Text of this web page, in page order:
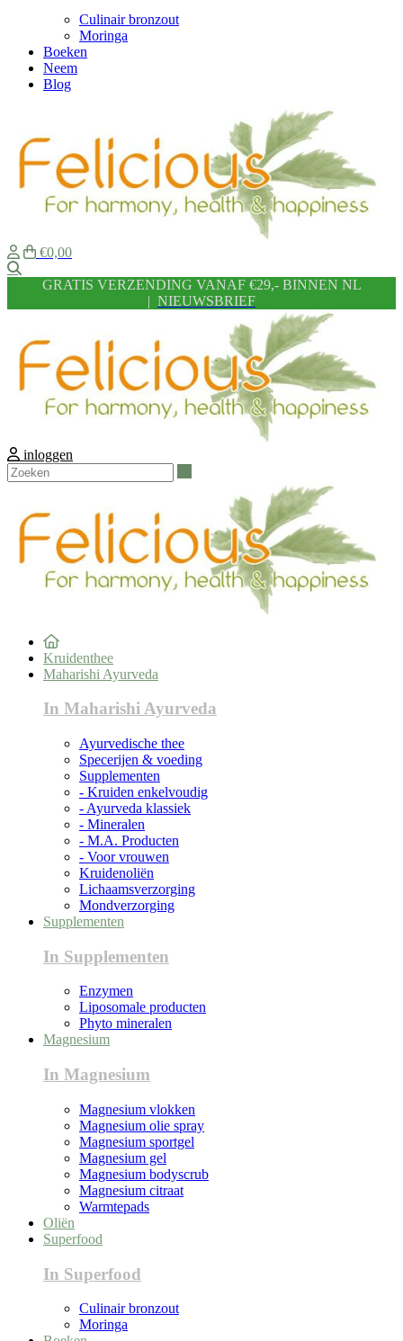
Culinair bronzout
Moringa
Boeken
Neem
Blog
€0,00
GRATIS VERZENDING VANAF €29,- BINNEN NL
| NIEUWSBRIEF
inloggen
Kruidenthee
Maharishi Ayurveda
In Maharishi Ayurveda
Ayurvedische thee
Specerijen & voeding
Supplementen
- Kruiden enkelvoudig
- Ayurveda klassiek
- Mineralen
- M.A. Producten
- Voor vrouwen
Kruidenoliën
Lichaamsverzorging
Mondverzorging
Supplementen
In Supplementen
Enzymen
Liposomale producten
Phyto mineralen
Magnesium
In Magnesium
Magnesium vlokken
Magnesium olie spray
Magnesium sportgel
Magnesium gel
Magnesium bodyscrub
Magnesium citraat
Warmtepads
Oliën
Superfood
In Superfood
Culinair bronzout
Moringa